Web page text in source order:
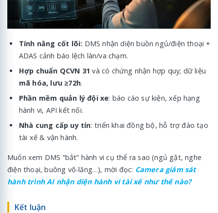
Tính năng cốt lõi: DMS nhận diện buồn ngủ/điện thoại +
ADAS cảnh báo lệch làn/va chạm.
Hợp chuẩn QCVN 31 và có chứng nhận hợp quy; dữ liệu
mã hóa, lưu ≥72h.
Phần mềm quản lý đội xe: báo cáo sự kiện, xếp hạng
hành vi, API kết nối.
Nhà cung cấp uy tín: triển khai đồng bộ, hỗ trợ đào tạo
tài xế & vận hành.
Muốn xem DMS “bắt” hành vi cụ thể ra sao (ngủ gật, nghe
điện thoại, buông vô-lăng…), mời đọc: Camera giám sát
hành trình AI nhận diện hành vi tài xế như thế nào?
Kết luận